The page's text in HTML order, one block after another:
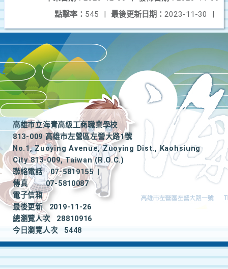
最後更新日期： 2023-11-30 |
點擊率： 545 |
高雄市立海青高級工商職業學校
813-009 高雄市左營區左營大路1號
No.1, Zuoying Avenue, Zuoying Dist., Kaohsiung
City 813-009, Taiwan (R.O.C.)
聯絡電話
07-5819155
|
傳真
07-5810087
電子信箱
最後更新
2019-11-26
總瀏覽人次
28810916
今日瀏覽人次
5448